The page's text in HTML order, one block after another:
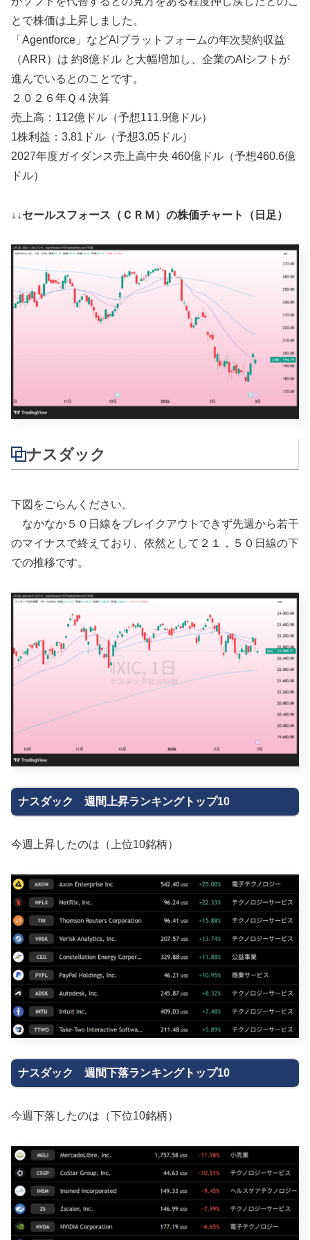
とで株価は上昇しました。
「Agentforce」などAIプラットフォームの年次契約収益
（ARR）は 約8億ドル と大幅増加し、企業のAIシフトが
進んでいるとのことです。
２０２６年Ｑ４決算
売上高：112億ドル（予想111.9億ドル）
1株利益：3.81ドル（予想3.05ドル）
2027年度ガイダンス売上高中央 460億ドル（予想460.6億
ドル）
↓↓セールスフォース（ＣＲＭ）の株価チャート（日足）
ナスダック
下図をごらんください。
なかなか５０日線をブレイクアウトできず先週から若干
のマイナスで終えており、依然として２１，５０日線の下
での推移です。
ナスダック 週間上昇ランキングトップ10
今週上昇したのは（上位10銘柄）
ナスダック 週間下落ランキングトップ10
今週下落したのは（下位10銘柄）